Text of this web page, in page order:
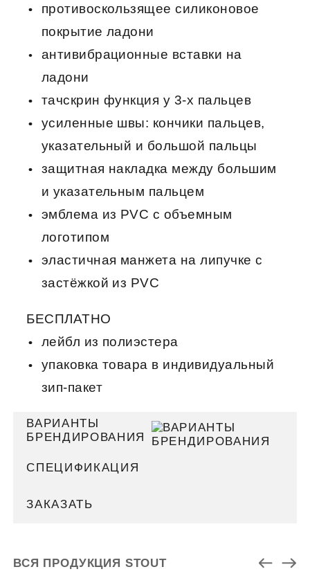
противоскользящее силиконовое
покрытие ладони
антивибрационные вставки на
ладони
тачскрин функция у 3-х пальцев
усиленные швы: кончики пальцев,
указательный и большой пальцы
защитная накладка между большим
и указательным пальцем
эмблема из PVC с объемным
логотипом
эластичная манжета на липучке с
застёжкой из PVC
БЕСПЛАТНО
лейбл из полиэстера
упаковка товара в индивидуальный
зип-пакет
ВАРИАНТЫ
БРЕНДИРОВАНИЯ
СПЕЦИФИКАЦИЯ
ЗАКАЗАТЬ
ВСЯ ПРОДУКЦИЯ STOUT